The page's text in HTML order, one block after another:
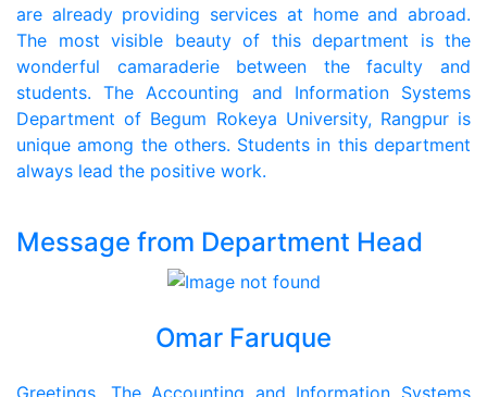
are already providing services at home and abroad.
The most visible beauty of this department is the
wonderful camaraderie between the faculty and
students. The Accounting and Information Systems
Department of Begum Rokeya University, Rangpur is
unique among the others. Students in this department
always lead the positive work.
Message from Department Head
Omar Faruque
Greetings. The Accounting and Information Systems